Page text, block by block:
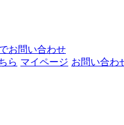
お問い合わせ
ら マイページ お問い合わ